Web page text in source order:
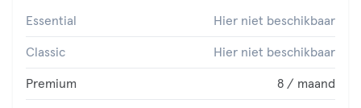
Essential Hier niet beschikbaar
Classic Hier niet beschikbaar
Premium 8 / maand